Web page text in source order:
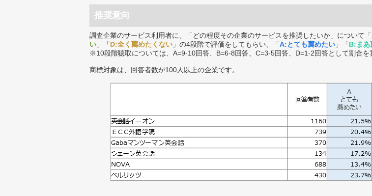
推奨意向
調査企業のサービス利用者に、「どの程度その企業のサービスを推奨したいか」について「
い 」「D:全く薦めたくない 」の4段階で評価をしてもらい、「A:とても薦めたい 」「B:まあ
※10段階聴取については、A=9-10回答、B=6-8回答、C=3-5回答、D=1-2回答として割合を
商標対象は、回答者数が100人以上の企業です。